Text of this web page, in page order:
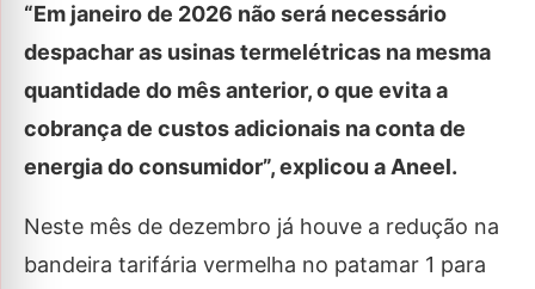
“Em janeiro de 2026 não será necessário
despachar as usinas termelétricas na mesma
quantidade do mês anterior, o que evita a
cobrança de custos adicionais na conta de
energia do consumidor”, explicou a Aneel.
Neste mês de dezembro já houve a redução na
bandeira tarifária vermelha no patamar 1 para